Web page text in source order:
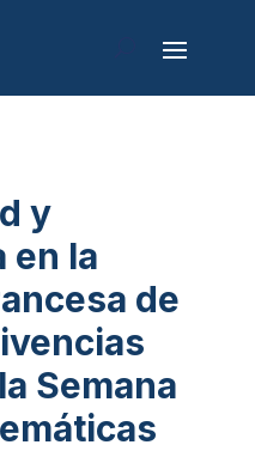
y
en la
de
Semana